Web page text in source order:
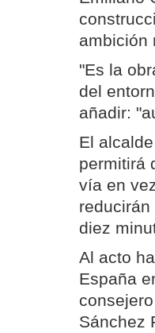
ambición
"Es la
del
añadir:
El
permitirá
vía en
diez
Al acto
España
Sánchez